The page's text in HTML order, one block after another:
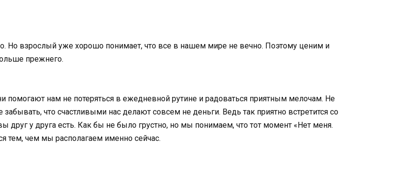
Но взрослый уже хорошо понимает, что все в нашем мире не вечно. Поэтому ценим и
прежнего.
помогают нам не потеряться в ежедневной рутине и радоваться приятным мелочам. Не
что счастливыми нас делают совсем не деньги. Ведь так приятно встретится со
друг у друга есть. Как бы не было грустно, но мы понимаем, что тот момент «Нет меня.
тем, чем мы располагаем именно сейчас.